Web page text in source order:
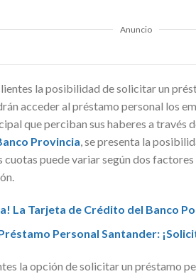
Anuncio
la posibilidad de solicitar un
acceder al préstamo personal los
que perciban sus haberes a través
Provincia, se presenta la
cuotas puede variar según dos
La Tarjeta de Crédito del Banco
Personal Santander:
la opción de solicitar un préstamo